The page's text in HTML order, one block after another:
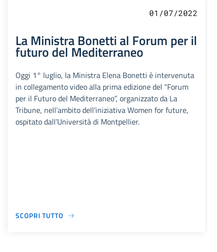
01/07/2022
La Ministra Bonetti al Forum per il
futuro del Mediterraneo
Oggi 1° luglio, la Ministra Elena Bonetti è intervenuta
in collegamento video alla prima edizione del “Forum
per il Futuro del Mediterraneo”, organizzato da La
Tribune, nell’ambito dell’iniziativa Women for future,
ospitato dall’Università di Montpellier.
SCOPRI TUTTO